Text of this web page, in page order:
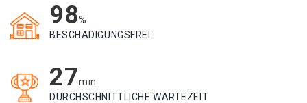
98%
BESCHÄDIGUNGSFREI
27min
DURCHSCHNITTLICHE WARTEZEIT